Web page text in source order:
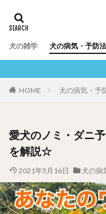
犬の雑学 犬の病気・予防法
HOME 犬の病気・予
愛犬のノミ・ダニ
を解説☆
2021年5月16日 犬の病